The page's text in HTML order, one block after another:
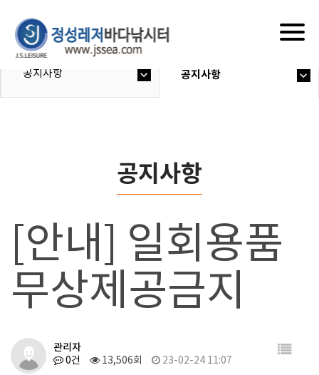
공지사항 공지사항
공지사항
[안내] 일회용품
무상제공금지
관리자
0건 13,506회 23-02-24 11:07